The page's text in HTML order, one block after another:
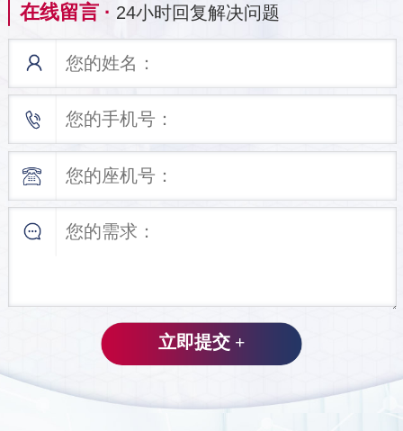
在线留言 · 24小时回复解决问题